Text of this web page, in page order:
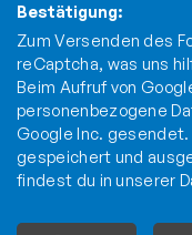
Bestätigung:
Zum Versenden des
reCaptcha, was uns
Beim Aufruf von
personenbezogene
Google Inc.
gespeichert und
findest du in unserer